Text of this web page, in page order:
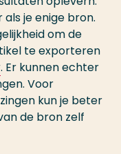
je enige bron.
om de
te exporteren
. Er kunnen echter
Voor
kun je beter
de bron zelf